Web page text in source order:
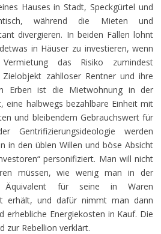
Hauses in Stadt, Speckgürtel und
während die Mieten und
divergieren. In beiden Fällen lohnt
in Häuser zu investieren, wenn
das Risiko zumindest
zahlloser Rentner und ihre
Erben ist die Mietwohnung in der
eine halbwegs bezahlbare Einheit mit
und bleibendem Gebrauchswert für
Gentrifizierungsideologie werden
in den üblen Willen und böse Absicht
personifiziert. Man will nicht
müssen, wie wenig man in der
Äquivalent für seine in Waren
erhält, und dafür nimmt man dann
erhebliche Energiekosten in Kauf. Die
zur Rebellion verklärt.